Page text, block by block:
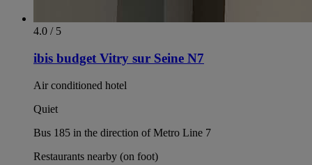
4.0 / 5
ibis budget Vitry sur Seine N7
Air conditioned hotel
Quiet
Bus 185 in the direction of Metro Line 7
Restaurants nearby (on foot)